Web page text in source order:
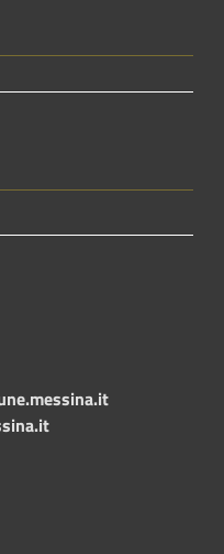
messina.it